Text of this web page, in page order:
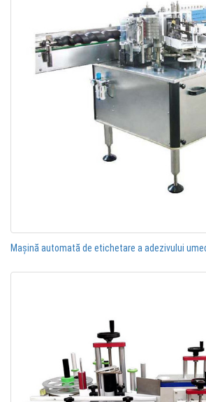
Mașină automată de etichetare a adezivului